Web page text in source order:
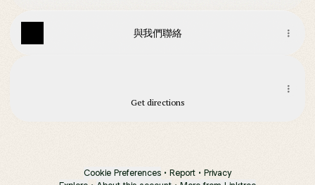
與我們聯絡
Get directions
Cookie Preferences • Report • Privacy